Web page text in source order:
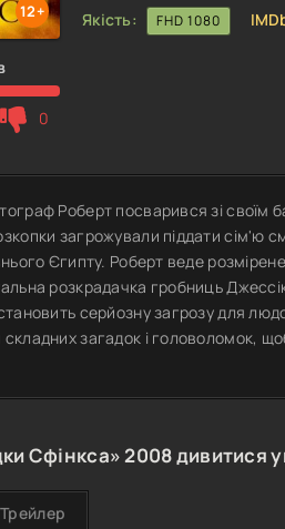
12+
0
Якість:
FHD 1080
Роберт посварився зі своїм
загрожували піддати сім'ю
Єгипту. Роберт веде
розкрадачка гробниць
серйозну загрозу для
загадок і головоломок,
Сфінкса»2008дивитися
Трейлер